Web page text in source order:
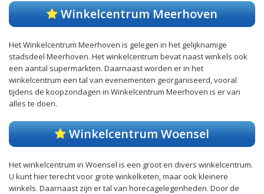
Winkelcentrum Meerhoven
Het Winkelcentrum Meerhoven is gelegen in het gelijknamige
stadsdeel Meerhoven. Het winkelcentrum bevat naast winkels ook
een aantal supermarkten. Daarnaast worden er in het
winkelcentrum een tal van evenementen georganiseerd, vooral
tijdens de koopzondagen in Winkelcentrum Meerhoven is er van
alles te doen.
Winkelcentrum Woensel
Het winkelcentrum in Woensel is een groot en divers winkelcentrum.
U kunt hier terecht voor grote winkelketen, maar ook kleinere
winkels. Daarnaast zijn er tal van horecagelegenheden. Door de